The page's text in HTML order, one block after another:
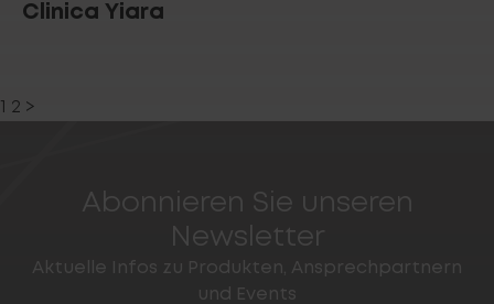
Clinica Yiara
2 >
Abonnieren Sie unseren
Newsletter
Aktuelle Infos zu Produkten, Ansprechpartnern
und Events